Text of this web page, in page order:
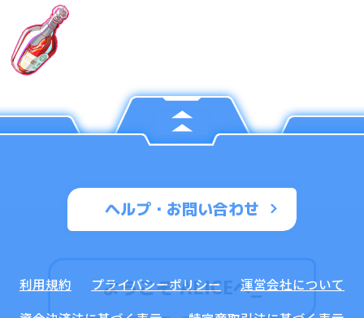
ようこそ ALICEへ_
ヘルプ・お問い合わせ
利用規約 プライバシーポリシー
運営会社について